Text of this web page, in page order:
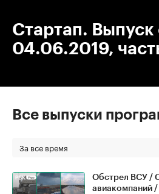
Стартап. Выпуск
04.06.2019,
Все выпуски
За все время
Обстрел ВСУ /
авиакомпаний